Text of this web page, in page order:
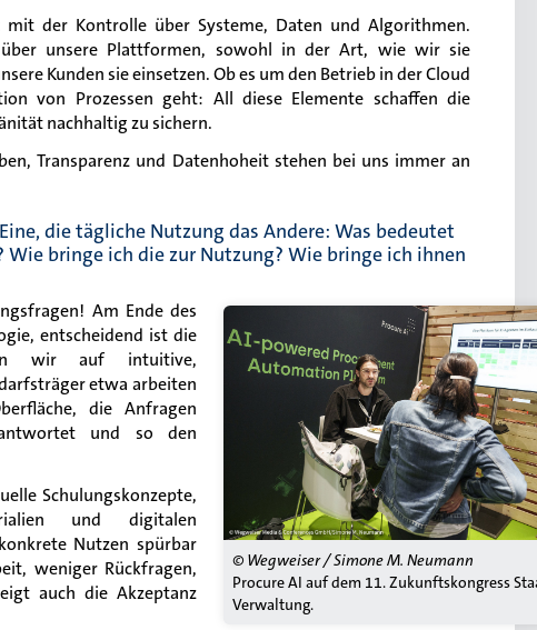
der Kontrolle über Systeme, Daten und Algorithmen.
unsere Plattformen, sowohl in der Art, wie wir sie
Kunden sie einsetzen. Ob es um den Betrieb in der Cloud
von Prozessen geht: All diese Elemente schaffen die
nachhaltig zu sichern.
Transparenz und Datenhoheit stehen bei uns immer an
die tägliche Nutzung das Andere: Was bedeutet
bringe ich die zur Nutzung? Wie bringe ich ihnen
© Wegweiser / Simone M. Neumann
Procure AI auf dem 11. Zukunftskongress
Verwaltung.
Am Ende des
entscheidend ist die
wir auf intuitive,
etwa arbeiten
die Anfragen
und so den
Schulungskonzepte,
und digitalen
Nutzen spürbar
weniger Rückfragen,
auch die Akzeptanz